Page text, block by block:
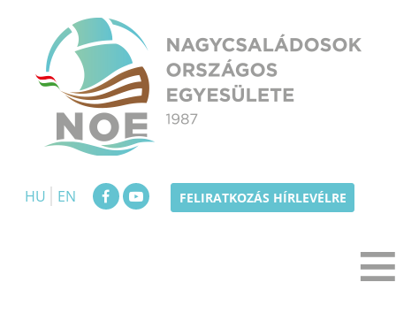
content
HU
EN FELIRATKOZÁS HÍRLEVÉLRE